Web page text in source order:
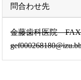
問合わせ先
金藤歯科医院 FAX